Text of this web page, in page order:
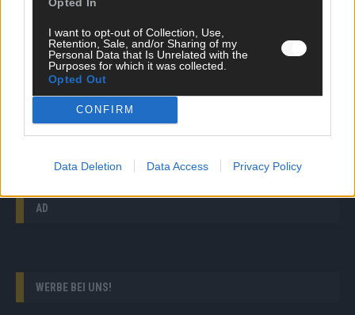
I want to opt-out of Collection, Use,
Retention, Sale, and/or Sharing of my
Personal Data that Is Unrelated with the
Purposes for which it was collected.
Opted Out
CONFIRM
Data Deletion Data Access Privacy Policy
Rechtsstaatlichkeit ist ein Grundpfeiler der
Europäischen Union
The Voice of Germany: Lara vs. Sophia: „Jar of
Germany’s Next Topmodel: „Der sieht aus wie ein
AD
WERBE BEI UNS!